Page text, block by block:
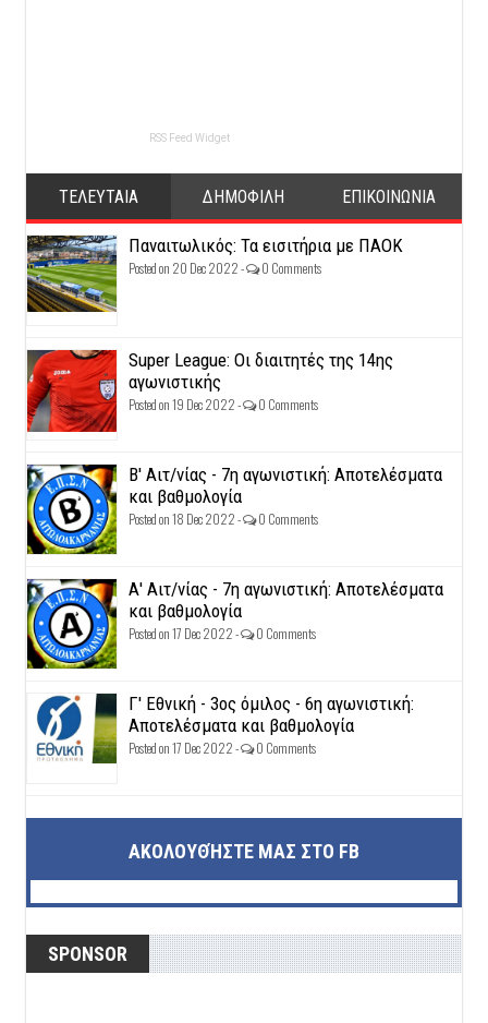
RSS Feed Widget
ΤΕΛΕΥΤΑΙΑ ΔΗΜΟΦΙΛΗ ΕΠΙΚΟΙΝΩΝΙΑ
Παναιτωλικός: Τα εισιτήρια με ΠΑΟΚ
Posted on 20 Dec 2022 - 0 Comments
Super League: Οι διαιτητές της 14ης
αγωνιστικής
Posted on 19 Dec 2022 - 0 Comments
Β' Αιτ/νίας - 7η αγωνιστική: Αποτελέσματα
και βαθμολογία
Posted on 18 Dec 2022 - 0 Comments
Α' Αιτ/νίας - 7η αγωνιστική: Αποτελέσματα
και βαθμολογία
Posted on 17 Dec 2022 - 0 Comments
Γ' Εθνική - 3ος όμιλος - 6η αγωνιστική:
Αποτελέσματα και βαθμολογία
Posted on 17 Dec 2022 - 0 Comments
ΑΚΟΛΟΥΘΉΣΤΕ ΜΑΣ ΣΤΟ FB
SPONSOR